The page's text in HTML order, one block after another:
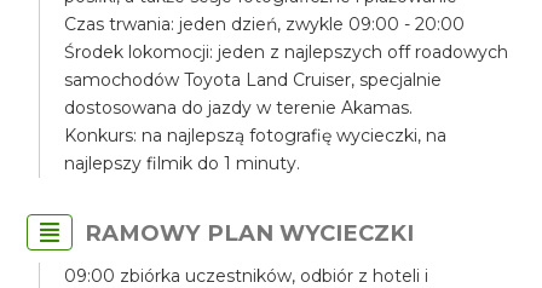
Czas trwania: jeden dzień, zwykle 09:00 - 20:00
Środek lokomocji: jeden z najlepszych off roadowych
samochodów Toyota Land Cruiser, specjalnie
dostosowana do jazdy w terenie Akamas.
Konkurs: na najlepszą fotografię wycieczki, na
najlepszy filmik do 1 minuty.
RAMOWY PLAN WYCIECZKI
09:00 zbiórka uczestników, odbiór z hoteli i